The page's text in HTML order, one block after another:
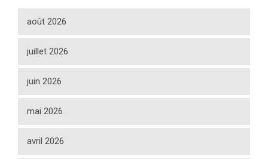
août 2026
juillet 2026
juin 2026
mai 2026
avril 2026